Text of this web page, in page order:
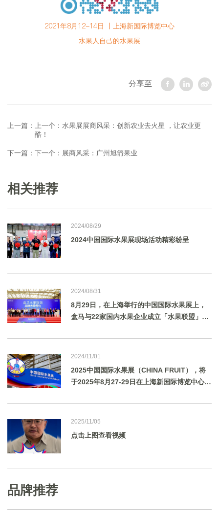
2021年8月12-14日 丨上海新国际博览中心
水果人自己的水果展
分享至
上一篇：
上一个：水果展展商风采：创新农业去火星 ，让农业更
酷！
下一篇： 下一个：展商风采：广州旭箭果业
相关推荐
2024/08/29
2024中国国际水果展现场活动精彩纷呈
2024/08/31
8月29日，在上海举行的中国国际水果展上，
盒马与22家国内水果企业成立「水果联盟」，
育新品种，助力国产水果进一步崛起，并结合
2024/11/01
2025中国国际水果展（CHINA FRUIT），将
于2025年8月27-29日在上海新国际博览中心举
2025/11/05
点击上图查看视频
品牌推荐